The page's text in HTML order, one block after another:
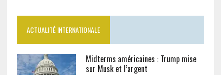
ACTUALITÉ INTERNATIONALE
Midterms américaines : Trump mise
sur Musk et l’argent